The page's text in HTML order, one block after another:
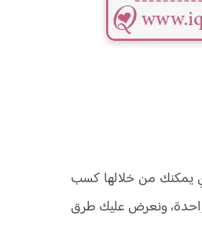
يمكنك من خلالها كسب
ونعرض عليك طرق